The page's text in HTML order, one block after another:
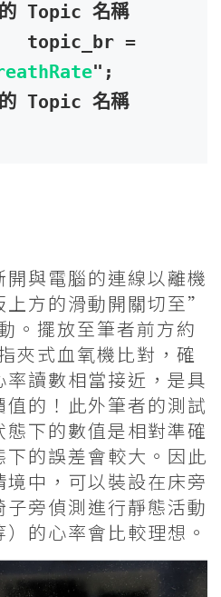
Topic 名稱
topic_br =
";
Topic 名稱
與電腦的連線以離機
方的滑動開關切至”
。擺放至筆者前方約
夾式血氧機比對，確
讀數相當接近，是具
的！此外筆者的測試
下的數值是相對準確
的誤差會較大。因此
中，可以裝設在床旁
旁偵測進行靜態活動
的心率會比較理想。